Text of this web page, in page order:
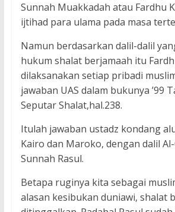
Sunnah Muakkadah atau Fardhu
ijtihad para ulama pada masa
Namun berdasarkan dalil-dalil
hukum shalat berjamaah itu
dilaksanakan setiap pribadi
jawaban UAS dalam bukunya ’99
Seputar Shalat,hal.238.
Itulah jawaban ustadz kondang
Kairo dan Maroko, dengan dalil
Sunnah Rasul.
Betapa ruginya kita sebagai
alasan kesibukan duniawi, shalat